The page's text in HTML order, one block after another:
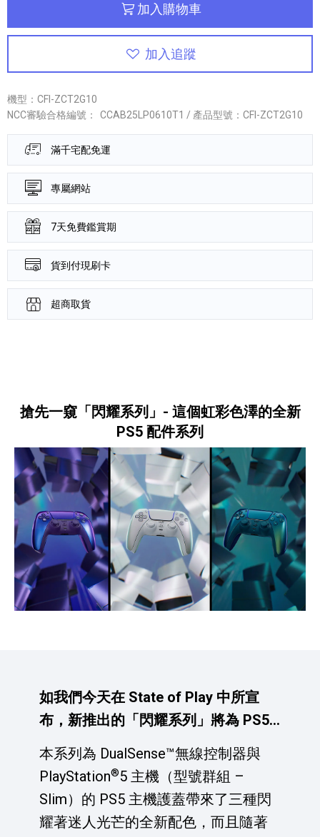
加入購物車
加入追蹤
機型：CFI-ZCT2G10
NCC審驗合格編號：
CCAB25LP0610T1 / 產品型號：CFI-ZCT2G10
滿千宅配免運
專屬網站
7天免費鑑賞期
貨到付現刷卡
超商取貨
搶先一窺「閃耀系列」- 這個虹彩色澤的全新
PS5 配件系列
如我們今天在 State of Play 中所宣
布，新推出的「閃耀系列」將為 PS5
配件家族引進全新美學。
本系列為 DualSense™無線控制器與
PlayStation®5 主機（型號群組 –
Slim）的 PS5 主機護蓋帶來了三種閃
耀著迷人光芒的全新配色，而且隨著